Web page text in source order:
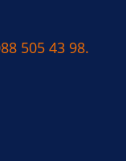
505 43 98.
venster
nieuw venster
een nieuw